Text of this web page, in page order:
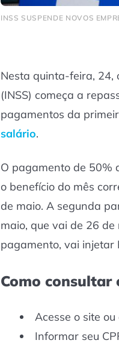
INSS SUSPENDE NOVOS
Nesta quinta-feira, 24,
(INSS) começa a
pagamentos da
salário.
O pagamento de 50%
o benefício do mês
de maio. A segunda
maio, que vai de 26
pagamento, vai injetar
Como
Acesse o site
Informar seu